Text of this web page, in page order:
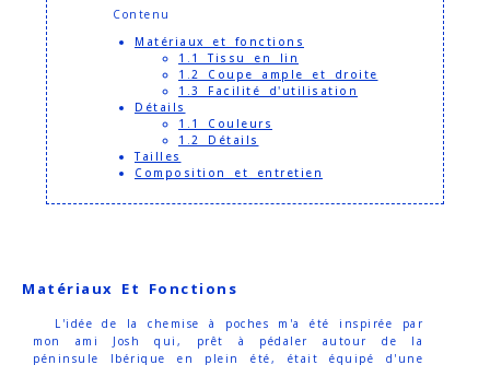
Contenu
Matériaux et fonctions
1.1 Tissu en lin
1.2 Coupe ample et droite
1.3 Facilité d'utilisation
Détails
1.1 Couleurs
1.2 Détails
Tailles
Composition et entretien
Matériaux Et Fonctions
L'idée de la chemise à poches m'a été inspirée par
mon ami Josh qui, prêt à pédaler autour de la
péninsule Ibérique en plein été, était équipé d'une